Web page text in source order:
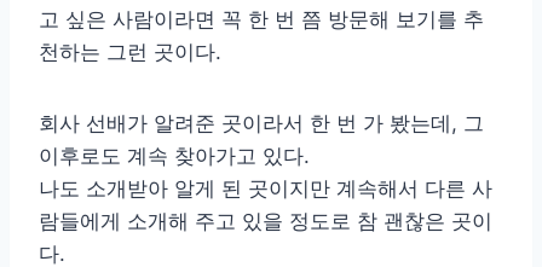
고 싶은 사람이라면 꼭 한 번 쯤 방문해 보기를 추
천하는 그런 곳이다.
회사 선배가 알려준 곳이라서 한 번 가 봤는데, 그
이후로도 계속 찾아가고 있다.
나도 소개받아 알게 된 곳이지만 계속해서 다른 사
람들에게 소개해 주고 있을 정도로 참 괜찮은 곳이
다.